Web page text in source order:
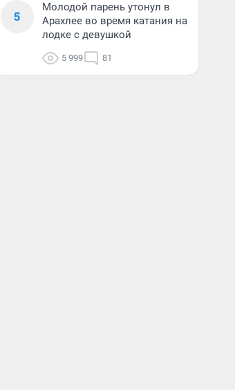
5
Молодой парень утонул в
Арахлее во время катания на
лодке с девушкой
5 999 81